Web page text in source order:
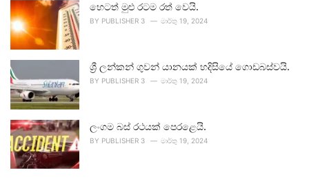
හෙටත් මුළු රටම රත් වෙයි.
BY PUBLISHER 3 මාර්තු 19, 2024
ශ්‍රී ලන්කන් ගුවන් යානයක් හදිසියේ ගොඩබස්වයි.
BY PUBLISHER 3 මාර්තු 19, 2024
ලංගම බස් රථයක් පෙරළෙයි.
BY PUBLISHER 3 මාර්තු 19, 2024